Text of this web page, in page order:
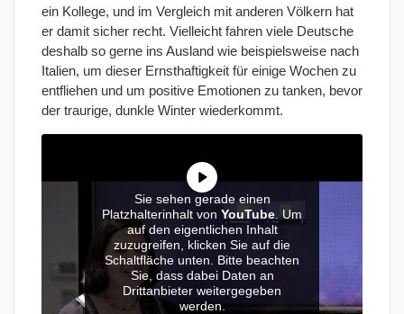
ein Kollege, und im Vergleich mit anderen Völkern hat
er damit sicher recht. Vielleicht fahren viele Deutsche
deshalb so gerne ins Ausland wie beispielsweise nach
Italien, um dieser Ernsthaftigkeit für einige Wochen zu
entfliehen und um positive Emotionen zu tanken, bevor
der traurige, dunkle Winter wiederkommt.
Sie sehen gerade einen
Platzhalterinhalt von YouTube . Um
auf den eigentlichen Inhalt
zuzugreifen, klicken Sie auf die
Schaltfläche unten. Bitte beachten
Sie, dass dabei Daten an
Drittanbieter weitergegeben
werden.